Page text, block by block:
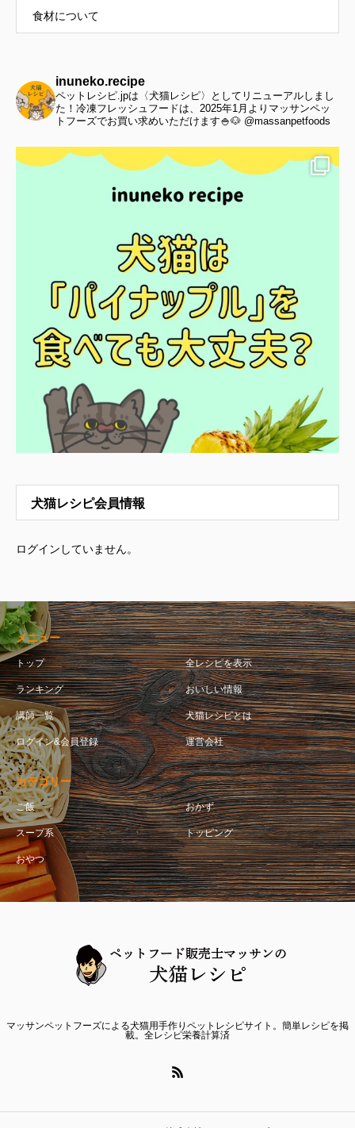
食材について
inuneko.recipe
ペットレシピ.jpは〈犬猫レシピ〉としてリニューアルしまし
た！冷凍フレッシュフードは、2025年1月よりマッサンペッ
トフーズでお買い求めいただけます🍚🐶 @massanpetfoods
犬猫レシピ会員情報
ログインしていません。
メニュー
トップ 全レシピを表示
ランキング おいしい情報
講師一覧 犬猫レシピとは
ログイン&会員登録 運営会社
カテゴリー
ご飯 おかず
スープ系 トッピング
おやつ
マッサンペットフーズによる犬猫用手作りペットレシピサイト。簡単レシピを掲
載。全レシピ栄養計算済